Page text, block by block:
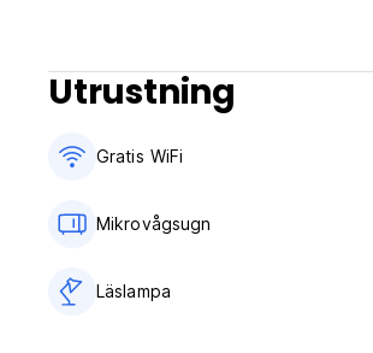
Utrustning
Gratis WiFi
Mikrovågsugn
Läslampa